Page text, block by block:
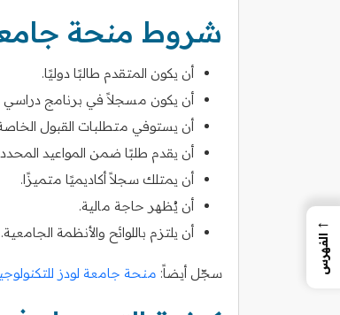
شروط منحة جامعة
أن يكون المتقدم طالبًا دوليًا.
أن يكون مسجلاً في برنامج دراسي
أن يستوفي متطلبات القبول الخاصة
أن يقدم طلبًا ضمن المواعيد
أن يمتلك سجلاً أكاديميًا متميزًا.
أن يُظهر حاجة مالية.
أن يلتزم باللوائح والأنظمة الجامعية.
سجّل أيضاً: منحة جامعة لودز
←
الفهرس